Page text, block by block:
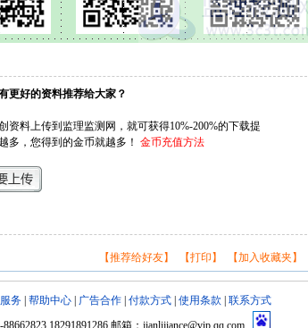
更好的资料推荐给大家？
资料上传到监理监测网，就可获得10%-200%的下载提
多，您得到的金币就越多！ 金币充值方法
【推荐给好友】 【打印】 【加入收藏夹】
务 帮助中心 广告合作 付款方式 使用条款
联系方式
18291891286 邮箱：jianlijiance@vip.qq.com